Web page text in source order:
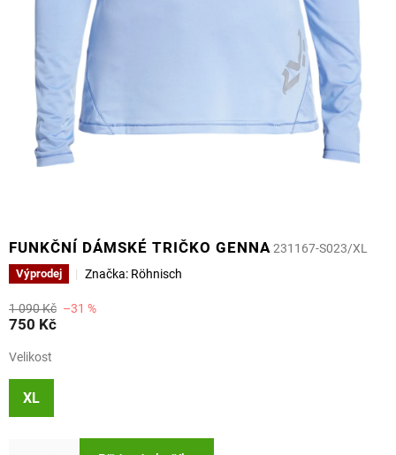
FUNKČNÍ DÁMSKÉ TRIČKO GENNA231167-S023/XL
Výprodej Značka: Röhnisch
1 090 Kč –31 %
750 Kč
Velikost
XL